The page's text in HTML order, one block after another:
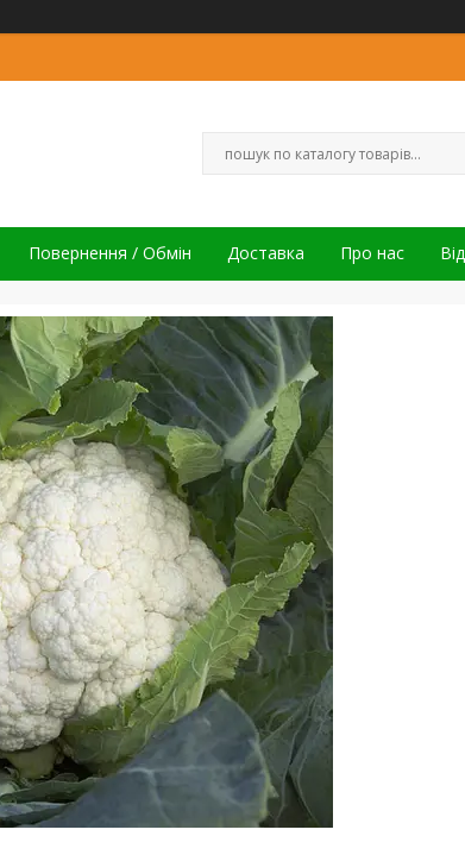
Повернення / Обмін Доставка Про нас